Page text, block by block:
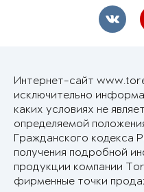
Интернет-сайт
исключительно
каких условиях не
определяемой
Гражданского кодекса
получения подробной
продукции компании
фирменные точки